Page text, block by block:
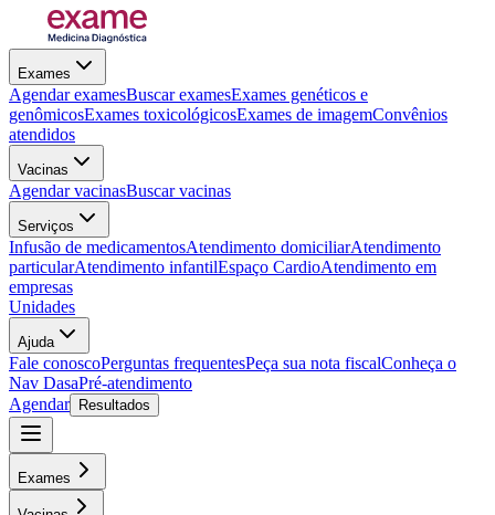
Exames
Agendar examesBuscar examesExames genéticos e
genômicosExames toxicológicosExames de imagemConvênios
atendidos
Vacinas
Agendar vacinasBuscar vacinas
Serviços
Infusão de medicamentosAtendimento domiciliarAtendimento
particularAtendimento infantilEspaço CardioAtendimento em
empresas
Unidades
Ajuda
Fale conoscoPerguntas frequentesPeça sua nota fiscalConheça o
Nav DasaPré-atendimento
Agendar
Resultados
Exames